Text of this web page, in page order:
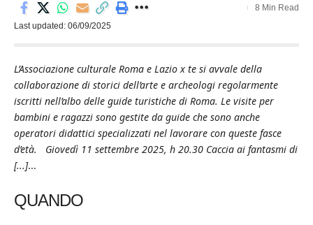
Last updated: 06/09/2025
8 Min Read
L’Associazione culturale Roma e Lazio x te si avvale della
collaborazione di storici dell’arte e archeologi regolarmente
iscritti nell’albo delle guide turistiche di Roma. Le visite per
bambini e ragazzi sono gestite da guide che sono anche
operatori didattici specializzati nel lavorare con queste fasce
d’età. Giovedì 11 settembre 2025, h 20.30 Caccia ai fantasmi di
[...]...
QUANDO